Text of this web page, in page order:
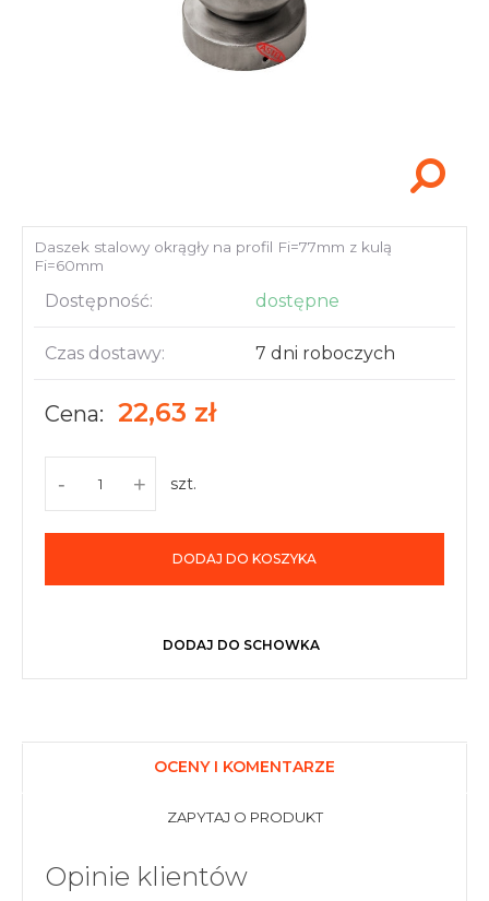
Akcesoria i narzędzia
Daszek stalowy okrągły na profil Fi=77mm z kulą
Fi=60mm
Dostępność: dostępne
Czas dostawy: 7 dni roboczych
Cena: 22,63 zł
- + szt.
DODAJ DO KOSZYKA
DODAJ DO SCHOWKA
OCENY I KOMENTARZE
ZAPYTAJ O PRODUKT
Opinie klientów